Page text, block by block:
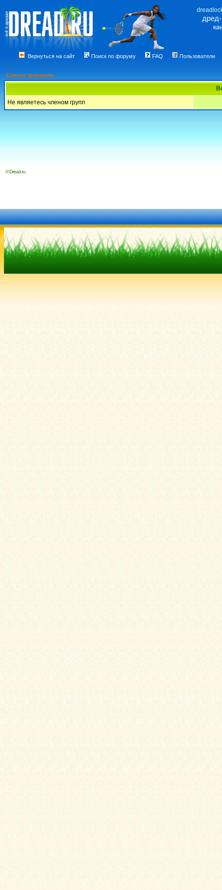
Вернуться на сайт Поиск по форуму FAQ Пользователи
Список форумов
Не являетесь членом групп
© Dread.ru